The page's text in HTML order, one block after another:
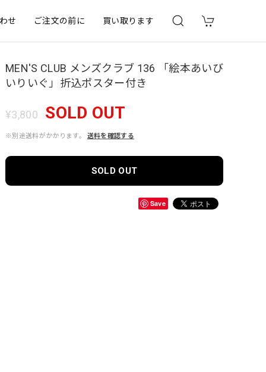
せ ご注文の前に 買い取ります
MEN'S CLUB メンズクラブ 136 「絵本あいび
いりいぐ」折込ポスター付き
¥3,800 SOLD OUT
※別途送料がかかります。 送料を確認する
SOLD OUT
Save